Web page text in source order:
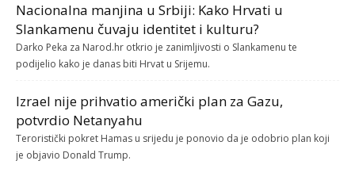
Nacionalna manjina u Srbiji: Kako Hrvati u
Slankamenu čuvaju identitet i kulturu?
Darko Peka za Narod.hr otkrio je zanimljivosti o Slankamenu te
podijelio kako je danas biti Hrvat u Srijemu.
Izrael nije prihvatio američki plan za Gazu,
potvrdio Netanyahu
Teroristički pokret Hamas u srijedu je ponovio da je odobrio plan koji
je objavio Donald Trump.